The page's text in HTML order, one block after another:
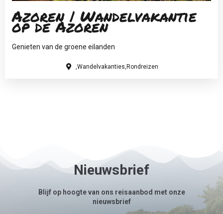
Azoren | Wandelvakantie
op de Azoren
Genieten van de groene eilanden
,Wandelvakanties,Rondreizen
Nieuwsbrief
Blijf op hoogte van ons reisaanbod met onze
nieuwsbrief